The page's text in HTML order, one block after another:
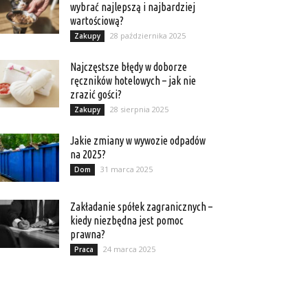
wybrać najlepszą i najbardziej
wartościową?
Zakupy 28 października 2025
Najczęstsze błędy w doborze
ręczników hotelowych – jak nie
zrazić gości?
Zakupy 28 sierpnia 2025
Jakie zmiany w wywozie odpadów
na 2025?
Dom 31 marca 2025
Zakładanie spółek zagranicznych –
kiedy niezbędna jest pomoc
prawna?
Praca 24 marca 2025